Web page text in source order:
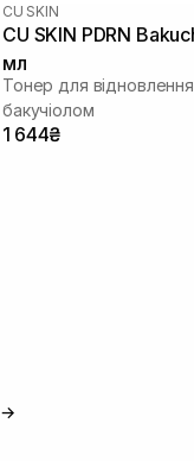
CU SKIN
CU SKIN PDRN
мл
Тонер для відновлення
бакучіолом
1 644₴
→